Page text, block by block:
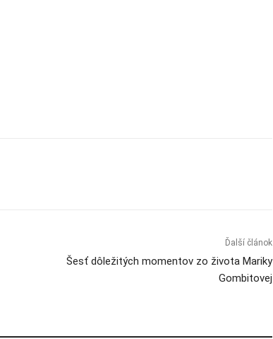
Ďalší článok
Šesť dôležitých momentov zo života Mariky
Gombitovej